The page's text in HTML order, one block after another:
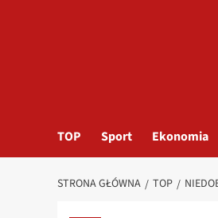
TOP Sport Ekonomia
STRONA GŁÓWNA TOP